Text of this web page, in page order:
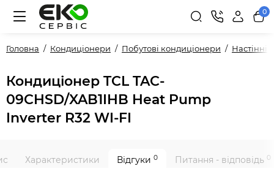
0
Головна Кондиціонери Побутові кондиціонери Настінні
Кондиціонер TCL TAC-
09CHSD/XAB1IHB Heat Pump
Inverter R32 WI-FI
Характеристики Відгуки 0 Питання - відповідь 0